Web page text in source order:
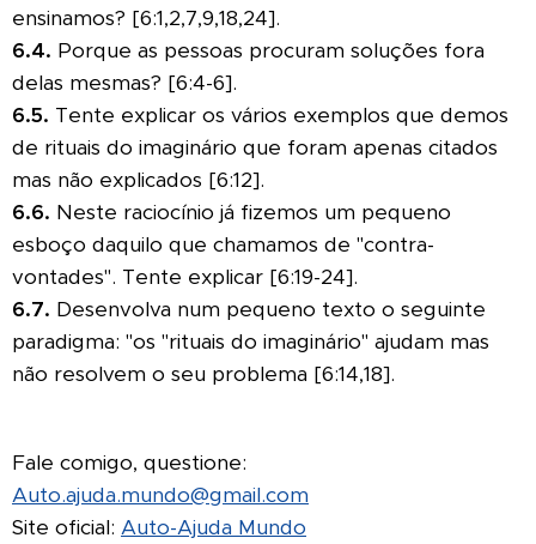
ensinamos? [6:1,2,7,9,18,24].
6.4. Porque as pessoas procuram soluções fora
delas mesmas? [6:4-6].
6.5. Tente explicar os vários exemplos que demos
de rituais do imaginário que foram apenas citados
mas não explicados [6:12].
6.6. Neste raciocínio já fizemos um pequeno
esboço daquilo que chamamos de "contra-
vontades". Tente explicar [6:19-24].
6.7. Desenvolva num pequeno texto o seguinte
paradigma: "os "rituais do imaginário" ajudam mas
não resolvem o seu problema [6:14,18].
Fale comigo, questione:
Auto.ajuda.mundo@gmail.com
Site oficial: Auto-Ajuda Mundo